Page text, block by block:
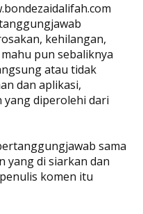
kehilangan,
pun sebaliknya
atau tidak
dan aplikasi,
yang diperolehi dari
sama
yang di siarkan dan
komen itu